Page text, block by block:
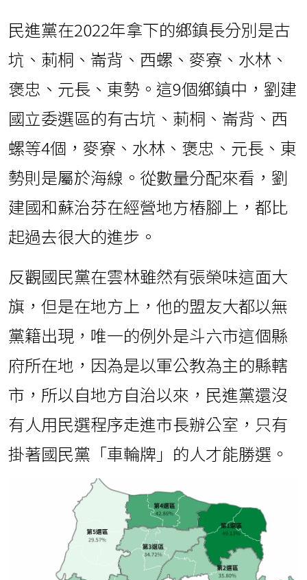
民進黨在2022年拿下的鄉鎮長分別是古
坑、莿桐、崙背、西螺、麥寮、水林、
褒忠、元長、東勢。這9個鄉鎮中，劉建
國立委選區的有古坑、莿桐、崙背、西
螺等4個，麥寮、水林、褒忠、元長、東
勢則是屬於海線。從數量分配來看，劉
建國和蘇治芬在經營地方樁腳上，都比
起過去很大的進步。
反觀國民黨在雲林雖然有張榮味這面大
旗，但是在地方上，他的盟友大都以無
黨籍出現，唯一的例外是斗六市這個縣
府所在地，因為是以軍公教為主的縣轄
市，所以自地方自治以來，民進黨還沒
有人用民選程序走進市長辦公室，只有
掛著國民黨「車輪牌」的人才能勝選。